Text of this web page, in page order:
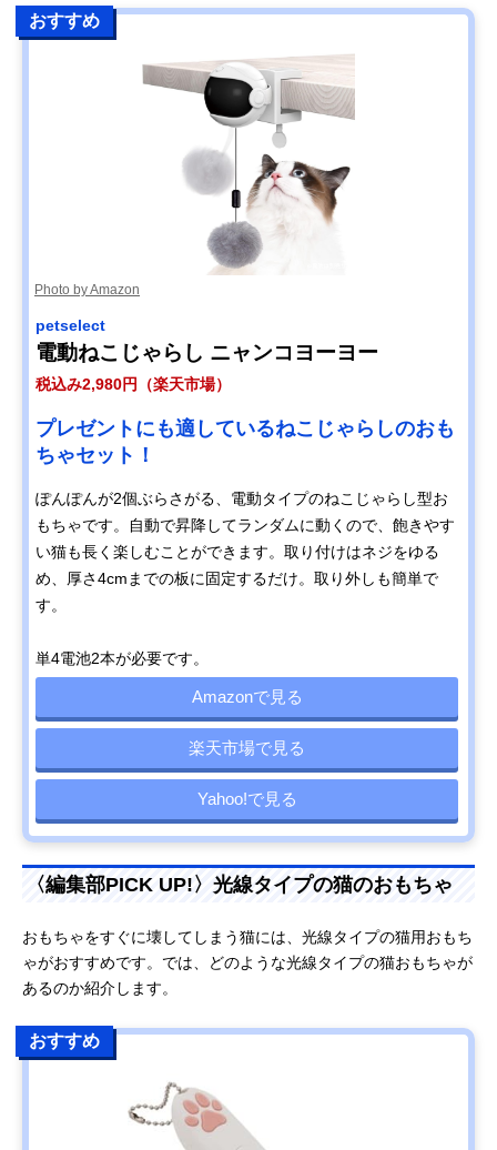
おすすめ
Photo by Amazon
petselect
電動ねこじゃらし ニャンコヨーヨー
税込み2,980円（楽天市場）
プレゼントにも適しているねこじゃらしのおも
ちゃセット！
ぽんぽんが2個ぶらさがる、電動タイプのねこじゃらし型お
もちゃです。自動で昇降してランダムに動くので、飽きやす
い猫も長く楽しむことができます。取り付けはネジをゆる
め、厚さ4cmまでの板に固定するだけ。取り外しも簡単で
す。
単4電池2本が必要です。
Amazonで見る
楽天市場で見る
Yahoo!で見る
〈編集部PICK UP!〉光線タイプの猫のおもちゃ
おもちゃをすぐに壊してしまう猫には、光線タイプの猫用おもち
ゃがおすすめです。では、どのような光線タイプの猫おもちゃが
あるのか紹介します。
おすすめ